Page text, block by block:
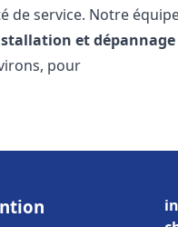
de service. Notre
et dépannage
pour